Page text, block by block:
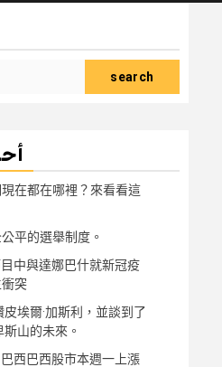
search
在都在哪裡？來看看這
平的選舉制度。
中與達娜巴什就新冠疫
突
埃爾·加斯利，並談到了
山的未來。
西巴西股市本週一上漲